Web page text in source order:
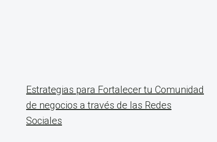
Estrategias para Fortalecer tu Comunidad
de negocios a través de las Redes
Sociales